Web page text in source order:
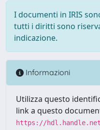
I documenti in IRIS
tutti i diritti sono
indicazione.
Informazioni
Utilizza questo
link a questo
https://hdl.handle.net/